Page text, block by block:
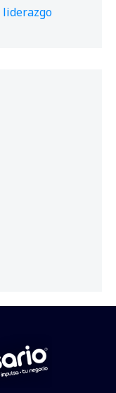
liderazgo